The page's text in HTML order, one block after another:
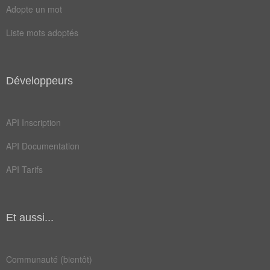
Adopte un mot
Liste mots adoptés
Développeurs
API Inscription
API Documentation
API Tarifs
Et aussi...
Communauté (bientôt)